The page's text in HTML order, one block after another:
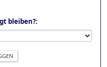
bleiben?: